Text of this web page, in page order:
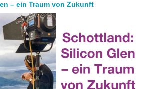
– ein Traum von Zukunft